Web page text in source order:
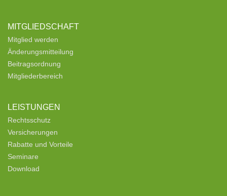
MITGLIEDSCHAFT
Mitglied werden
Änderungsmitteilung
Beitragsordnung
Mitgliederbereich
LEISTUNGEN
Rechtsschutz
Versicherungen
Rabatte und Vorteile
Seminare
Download